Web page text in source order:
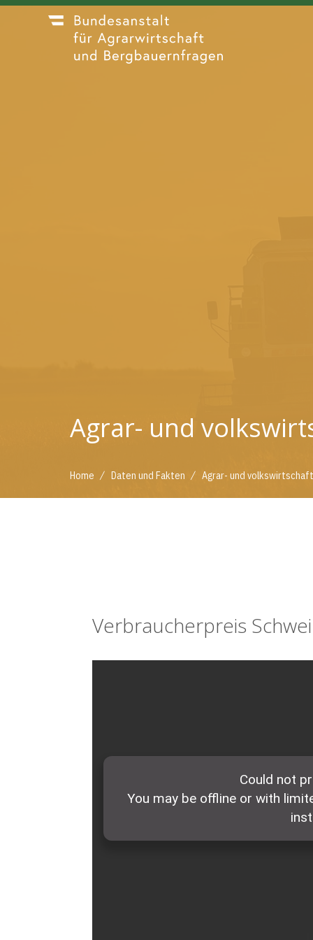
Agrar- und
Home / Daten und Fakten / Agrar- und
Verbraucherpreis